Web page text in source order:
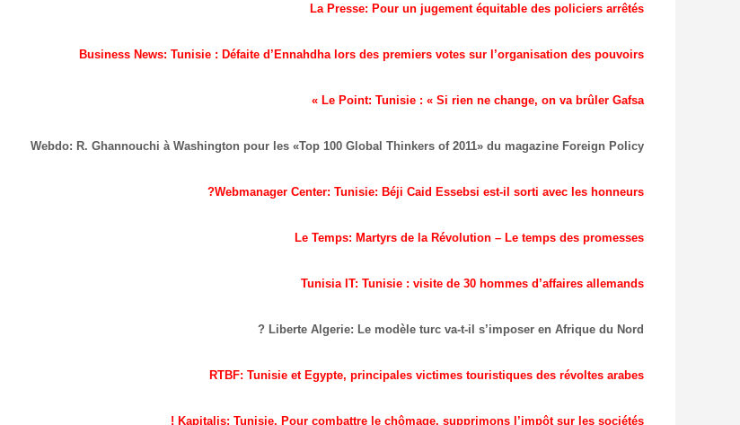
La Presse: Pour un jugement équitable des policiers arrêtés
Business News: Tunisie : Défaite d’Ennahdha lors des premiers votes sur l’organisation des pouvoirs
Le Point: Tunisie : « Si rien ne change, on va brûler Gafsa »
Webdo: R. Ghannouchi à Washington pour les «Top 100 Global Thinkers of 2011» du magazine Foreign Policy
Webmanager Center: Tunisie: Béji Caid Essebsi est-il sorti avec les honneurs?
Le Temps: Martyrs de la Révolution – Le temps des promesses
Tunisia IT: Tunisie : visite de 30 hommes d’affaires allemands
Liberte Algerie: Le modèle turc va-t-il s’imposer en Afrique du Nord ?
RTBF: Tunisie et Egypte, principales victimes touristiques des révoltes arabes
Kapitalis: Tunisie. Pour combattre le chômage, supprimons l’impôt sur les sociétés !